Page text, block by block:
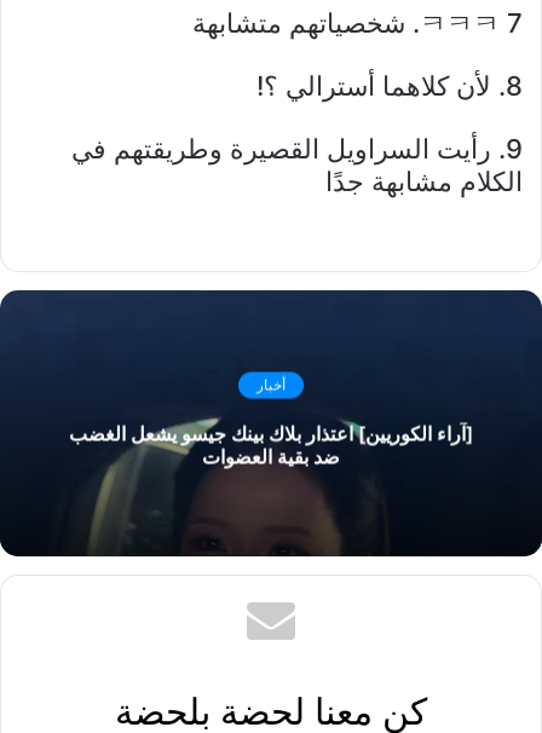
ㅋㅋㅋ 7. شخصياتهم متشابهة
8. لأن كلاهما أسترالي ؟!
9. رأيت السراويل القصيرة وطريقتهم في
الكلام مشابهة جدًا
أخبار
[آراء الكوريين] اعتذار بلاك بينك جيسو يشعل الغضب
ضد بقية العضوات
كن معنا لحضة بلحضة